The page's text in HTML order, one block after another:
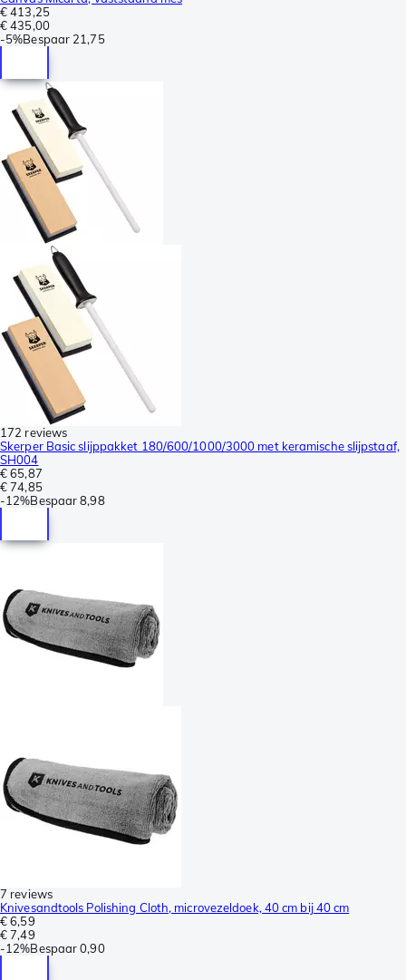
€ 413,25
€ 435,00
-5%Bespaar 21,75
172 reviews
Skerper Basic slijppakket 180/600/1000/3000 met keramische slijpstaaf,
SH004
€ 65,87
€ 74,85
-12%Bespaar 8,98
7 reviews
Knivesandtools Polishing Cloth, microvezeldoek, 40 cm bij 40 cm
€ 6,59
€ 7,49
-12%Bespaar 0,90